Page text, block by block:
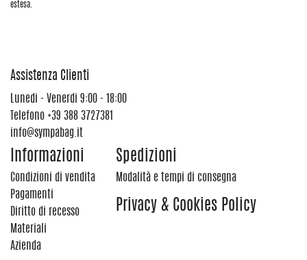
estesa.
Assistenza Clienti
Lunedi - Venerdi 9:00 - 18:00
Telefono +39 388 3727381
info@sympabag.it
Informazioni
Condizioni di vendita
Pagamenti
Diritto di recesso
Materiali
Azienda
Spedizioni
Modalità e tempi di consegna
Privacy & Cookies Policy